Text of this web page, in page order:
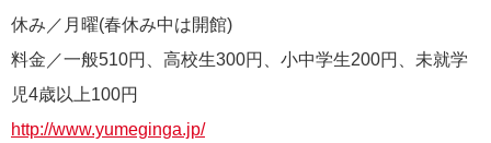
休み／月曜(春休み中は開館)
料金／一般510円、高校生300円、小中学生200円、未就学
児4歳以上100円
http://www.yumeginga.jp/